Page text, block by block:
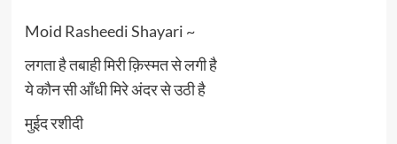
Moid Rasheedi Shayari ~
लगता है तबाही मिरी क़िस्मत से लगी है
ये कौन सी आँधी मिरे अंदर से उठी है
मुईद रशीदी